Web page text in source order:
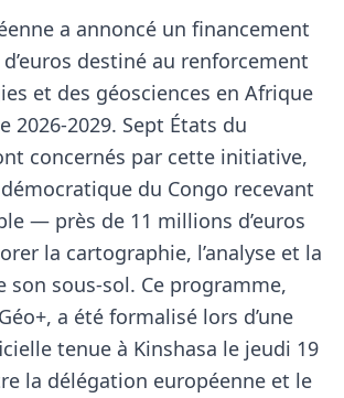
a annoncé un financement
destiné au renforcement
et des géosciences en Afrique
2026‑2029. Sept États du
concernés par cette initiative,
du Congo recevant
— près de 11 millions d’euros
la cartographie, l’analyse et la
son sous‑sol. Ce programme,
a été formalisé lors d’une
tenue à Kinshasa le jeudi 19
la délégation européenne et le